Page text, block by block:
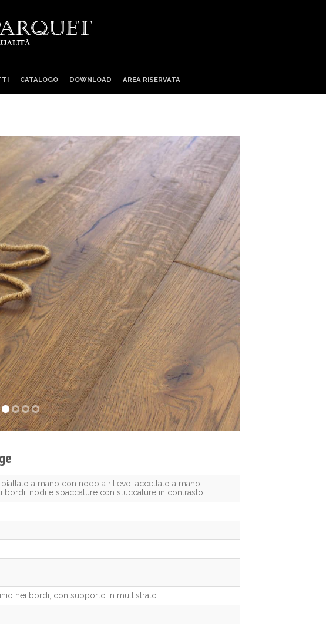
CATALOGO DOWNLOAD AREA RISERVATA
a mano con nodo a rilievo, accettato a mano,
bordi, nodi e spaccature con stuccature in contrasto
nei bordi, con supporto in multistrato